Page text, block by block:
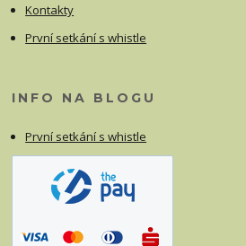
Kontakty
První setkání s whistle
INFO NA BLOGU
První setkání s whistle